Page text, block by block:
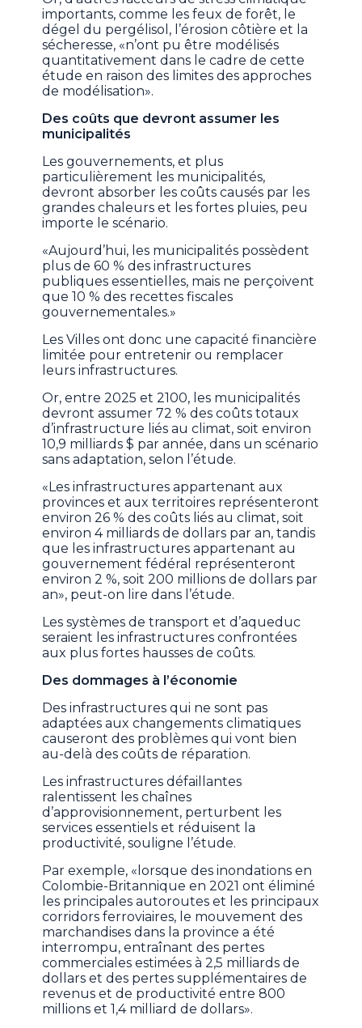
importants, comme les feux de forêt, le
dégel du pergélisol, l’érosion côtière et la
sécheresse, «n’ont pu être modélisés
quantitativement dans le cadre de cette
étude en raison des limites des approches
de modélisation».
Des coûts que devront assumer les
municipalités
Les gouvernements, et plus
particulièrement les municipalités,
devront absorber les coûts causés par les
grandes chaleurs et les fortes pluies, peu
importe le scénario.
«Aujourd’hui, les municipalités possèdent
plus de 60 % des infrastructures
publiques essentielles, mais ne perçoivent
que 10 % des recettes fiscales
gouvernementales.»
Les Villes ont donc une capacité financière
limitée pour entretenir ou remplacer
leurs infrastructures.
Or, entre 2025 et 2100, les municipalités
devront assumer 72 % des coûts totaux
d’infrastructure liés au climat, soit environ
10,9 milliards $ par année, dans un scénario
sans adaptation, selon l’étude.
«Les infrastructures appartenant aux
provinces et aux territoires représenteront
environ 26 % des coûts liés au climat, soit
environ 4 milliards de dollars par an, tandis
que les infrastructures appartenant au
gouvernement fédéral représenteront
environ 2 %, soit 200 millions de dollars par
an», peut-on lire dans l’étude.
Les systèmes de transport et d’aqueduc
seraient les infrastructures confrontées
aux plus fortes hausses de coûts.
Des dommages à l’économie
Des infrastructures qui ne sont pas
adaptées aux changements climatiques
causeront des problèmes qui vont bien
au-delà des coûts de réparation.
Les infrastructures défaillantes
ralentissent les chaînes
d’approvisionnement, perturbent les
services essentiels et réduisent la
productivité, souligne l’étude.
Par exemple, «lorsque des inondations en
Colombie-Britannique en 2021 ont éliminé
les principales autoroutes et les principaux
corridors ferroviaires, le mouvement des
marchandises dans la province a été
interrompu, entraînant des pertes
commerciales estimées à 2,5 milliards de
dollars et des pertes supplémentaires de
revenus et de productivité entre 800
millions et 1,4 milliard de dollars».